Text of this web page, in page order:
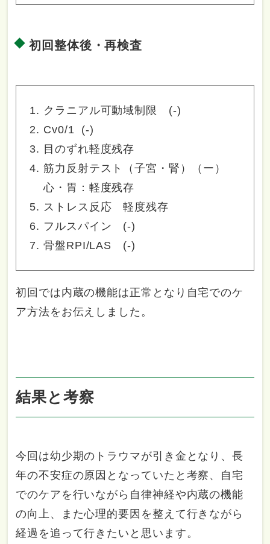
初回整体後・再検査
クラニアル可動域制限 (-)
Cv0/1 (-)
目のずれ軽度残存
筋力反射テスト（子宮・腎）（ー）
心・胃：軽度残存
ストレス反応 軽度残存
フルスパイン (-)
骨盤RPI/LAS (-)
初回では内蔵の機能は正常となり自宅でのケ
ア方法をお伝えしました。
結果と考察
今回は幼少期のトラウマが引き金となり、長
年の不安症の原因となっていたと考察、自宅
でのケアを行いながら自律神経や内蔵の機能
の向上、また心理的要因を整えて行きながら
経過を追って行きたいと思います。